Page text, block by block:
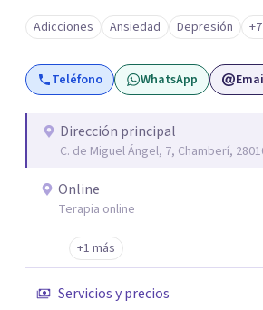
terapia te resultará de utilidad y te
tus objetivos. Entre nuestras
terapia de pareja y sexual, así como
problemas emocionales, obsesiones,
además con un servicio de hipnosis
trabajo de "Terapia del Alma".
Adicciones Ansiedad Depresión
Teléfono WhatsApp
Dirección principal
C. de Miguel Ángel, 7, Chamberí,
Online
Terapia online
+1 más
Servicios y precios